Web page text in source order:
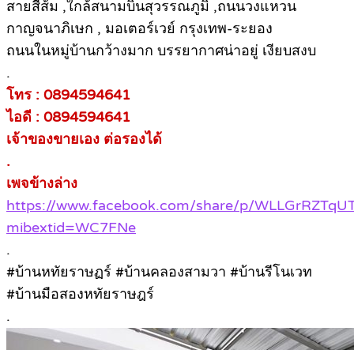
สายสีส้ม ,ใกล้สนามบินสุวรรณภูมิ ,ถนนวงแหวน
กาญจนาภิเษก , มอเตอร์เวย์ กรุงเทพ-ระยอง
ถนนในหมู่บ้านกว้างมาก บรรยากาศน่าอยู่ เงียบสงบ
.
โทร : 0894594641
ไอดี : 0894594641
เจ้าของขายเอง ต่อรองได้
.
เพจข้างล่าง
https://www.facebook.com/share/p/
mibextid=WC7FNe
.
#บ้านหทัยราษฏร์ #บ้านคลองสามวา #บ้านรีโนเวท
#บ้านมือสองหทัยราษฎร์
.